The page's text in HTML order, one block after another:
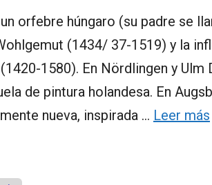
orfebre húngaro (su padre se
(1434/ 37-1519) y la
1580). En Nördlingen y
de pintura holandesa. En
nueva, inspirada … Leer más